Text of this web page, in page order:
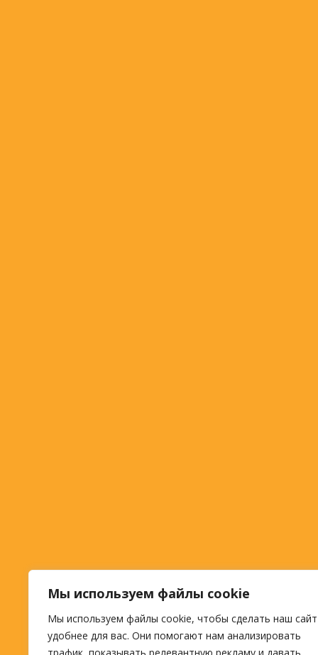
Мы используем файлы cookie
Мы используем файлы cookie, чтобы сделать наш сайт
удобнее для вас. Они помогают нам анализировать